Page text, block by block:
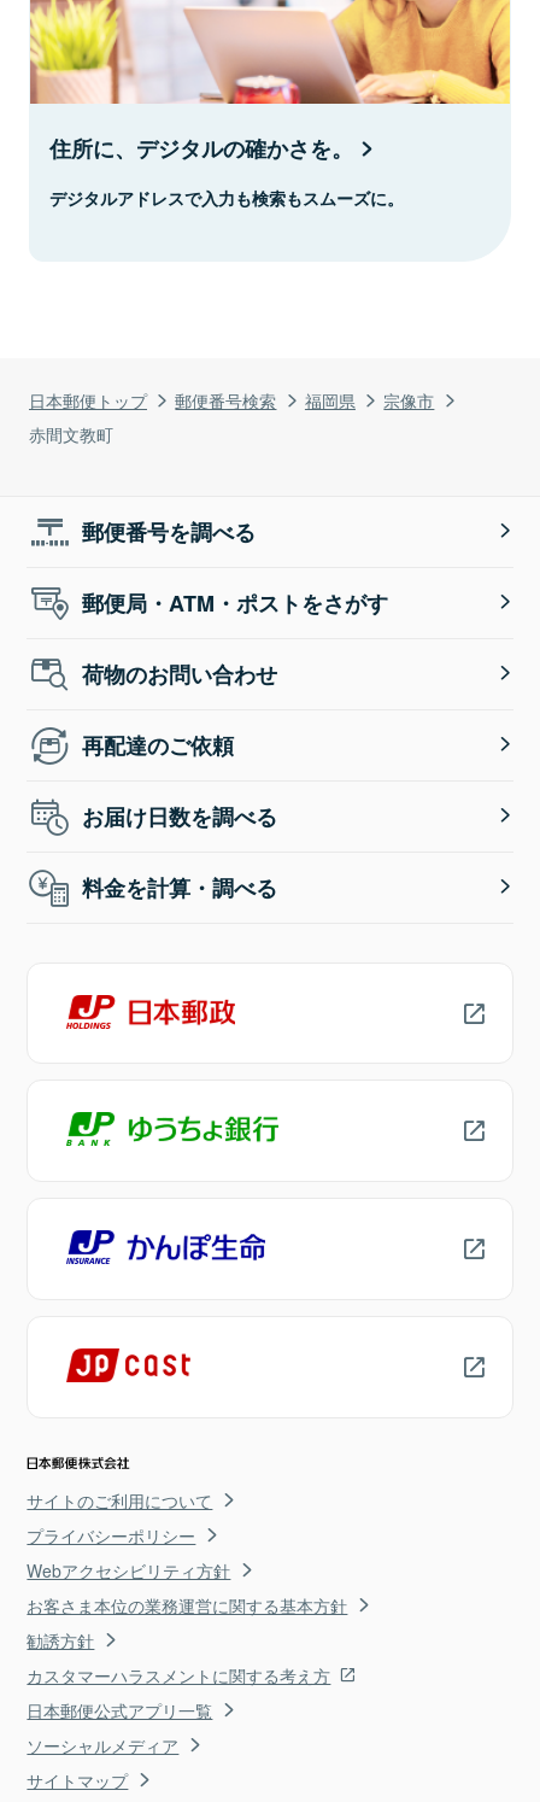
日本郵便トップ 郵便番号検索 福岡県
宗像市
赤間文教町
住所に、デジタルの確かさを。
デジタルアドレスで入力も検索もスムーズに。
郵便番号を調べる
郵便局・ATM・ポストをさがす
荷物のお問い合わせ
再配達のご依頼
お届け日数を調べる
料金を計算・調べる
サイトのご利用について
プライバシーポリシー
Webアクセシビリティ方針
お客さま本位の業務運営に関する基本方針
勧誘方針
カスタマーハラスメントに関する考え方
日本郵便公式アプリ一覧
ソーシャルメディア
サイトマップ